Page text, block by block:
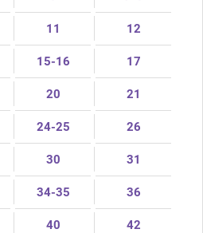
11 12
15-16 17
20 21
24-25 26
30 31
34-35 36
40 42